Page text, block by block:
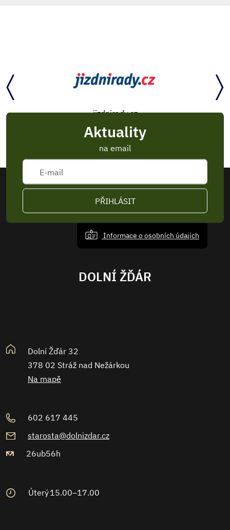
jizdnirady.cz
Aktuality
na email
PŘIHLÁSIT
Informace o osobních údajích
DOLNÍ ŽĎÁR
Dolní Žďár 32
378 02 Stráž nad Nežárkou
Na mapě
602 617 445
starosta@dolnizdar.cz
26ub56h
Úterý15.00–17.00